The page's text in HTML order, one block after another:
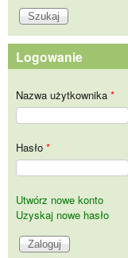
Logowanie
Nazwa użytkownika *
Hasło *
Utwórz nowe konto
Uzyskaj nowe hasło